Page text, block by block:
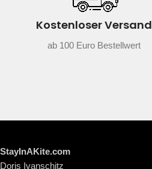
Kostenloser Versand
ab 100 Euro Bestellwert
StayInAKite.com
Doris Ivanschitz